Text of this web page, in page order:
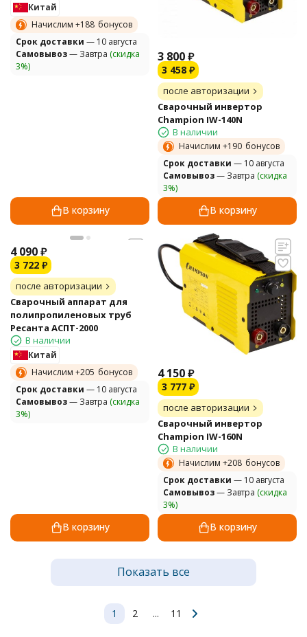
Китай
Начислим +188 бонусов
Cрок доставки — 10 августа
Самовывоз— Завтра (скидка
3%)
В корзину
3 800₽
3 458 ₽
после авторизации
Сварочный инвертор
Champion IW-140N
В наличии
Начислим +190 бонусов
Cрок доставки — 10 августа
Самовывоз— Завтра (скидка
3%)
В корзину
4 090₽
3 722 ₽
после авторизации
Сварочный аппарат для
полипропиленовых труб
Ресанта АСПТ-2000
В наличии
Китай
Начислим +205 бонусов
Cрок доставки — 10 августа
Самовывоз— Завтра (скидка
3%)
В корзину
4 150₽
3 777 ₽
после авторизации
Сварочный инвертор
Champion IW-160N
В наличии
Начислим +208 бонусов
Cрок доставки — 10 августа
Самовывоз— Завтра (скидка
3%)
В корзину
Показать все
1 2 ... 11